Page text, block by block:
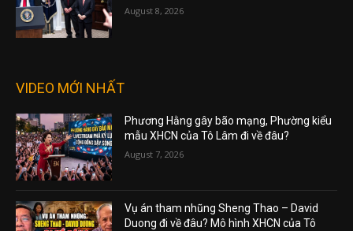
August 8, 2026
VIDEO MỚI NHẤT
Phương Hằng gây bão mạng, Phường kiểu
mẫu XHCN của Tô Lâm đi về đâu?
August 7, 2026
Vụ án tham nhũng Sheng Thao – David
Duong đi về đâu? Mô hình XHCN của Tô